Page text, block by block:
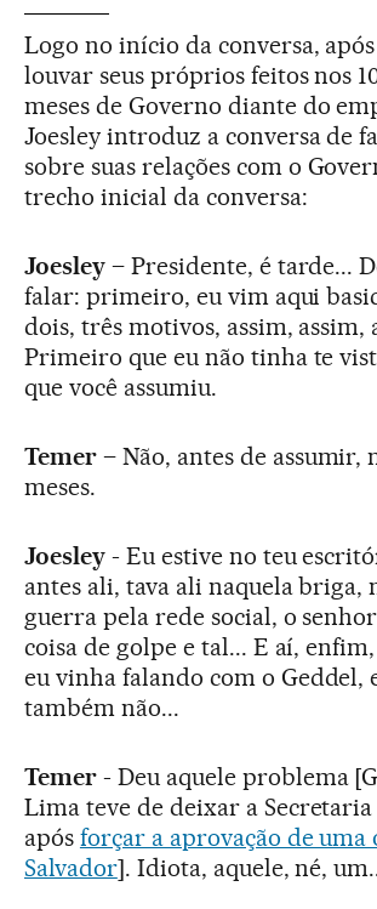
Logo no início da conversa,
louvar seus próprios feitos nos
meses de Governo diante do
Joesley introduz a conversa de
sobre suas relações com o
trecho inicial da conversa:
Joesley– Presidente, é tarde...
falar: primeiro, eu vim aqui
dois, três motivos, assim, assim,
Primeiro que eu não tinha te
que você assumiu.
Temer– Não, antes de assumir,
meses.
Joesley- Eu estive no teu
antes ali, tava ali naquela briga,
guerra pela rede social, o
coisa de golpe e tal... E aí,
eu vinha falando com o Geddel,
também não...
Temer- Deu aquele problema
Lima teve de deixar a
após forçar a aprovação de uma
Salvador]. Idiota, aquele, né,